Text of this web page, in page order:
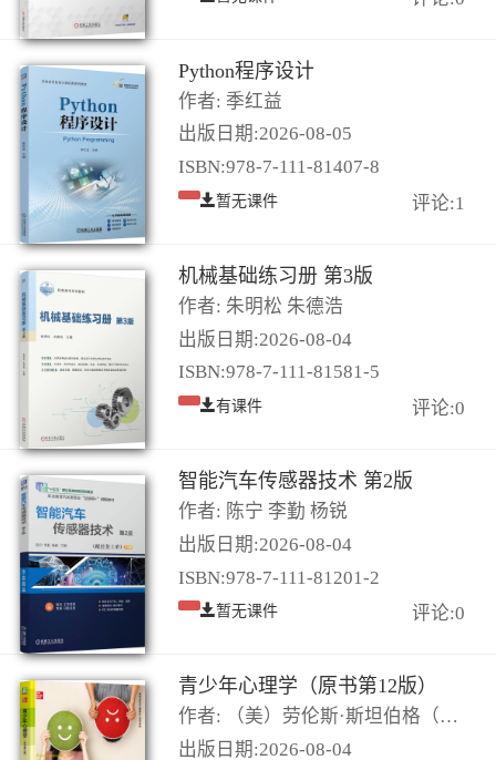
Python程序设计
作者: 季红益
出版日期:2026-08-05
ISBN:978-7-111-81407-8
暂无课件 评论:1
机械基础练习册 第3版
作者: 朱明松 朱德浩
出版日期:2026-08-04
ISBN:978-7-111-81581-5
有课件 评论:0
智能汽车传感器技术 第2版
作者: 陈宁 李勤 杨锐
出版日期:2026-08-04
ISBN:978-7-111-81201-2
暂无课件 评论:0
青少年心理学（原书第12版）
作者: （美）劳伦斯·斯坦伯格（Laurence Steinberg）
出版日期:2026-08-04